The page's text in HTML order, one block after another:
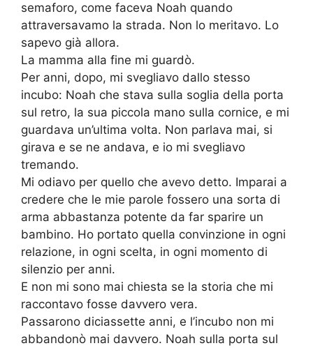
semaforo, come faceva Noah quando
attraversavamo la strada. Non lo meritavo. Lo
sapevo già allora.
La mamma alla fine mi guardò.
Per anni, dopo, mi svegliavo dallo stesso
incubo: Noah che stava sulla soglia della porta
sul retro, la sua piccola mano sulla cornice, e mi
guardava un’ultima volta. Non parlava mai, si
girava e se ne andava, e io mi svegliavo
tremando.
Mi odiavo per quello che avevo detto. Imparai a
credere che le mie parole fossero una sorta di
arma abbastanza potente da far sparire un
bambino. Ho portato quella convinzione in ogni
relazione, in ogni scelta, in ogni momento di
silenzio per anni.
E non mi sono mai chiesta se la storia che mi
raccontavo fosse davvero vera.
Passarono diciassette anni, e l’incubo non mi
abbandonò mai davvero. Noah sulla porta sul